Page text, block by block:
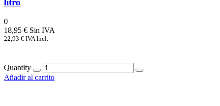
litro
0
18,95 €
22,93 € IVA Incl.
Quantity
Añadir al carrito